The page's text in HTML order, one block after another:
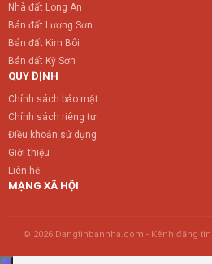
Nhà đất Long An
Bán đất Lương Sơn
Bán đất Kim Bôi
Bán đất Kỳ Sơn
QUY ĐỊNH
Chính sách bảo mật
Chính sách riêng tư
Điều khoản sử dụng
Giới thiệu
Liên hệ
MẠNG XÃ HỘI
© 2026 Dangtinbannha.com - Kênh đăng